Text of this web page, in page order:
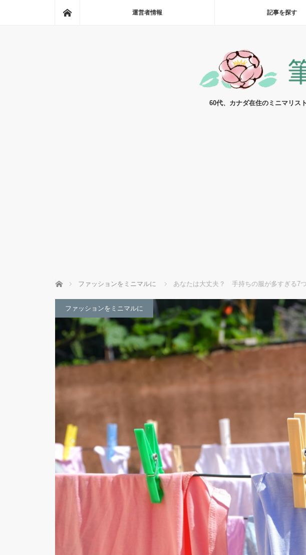
運営者情報 記事を探す
60代、カナダ在住のミニマリス
ホーム ファッションをミニマルに あなたは大丈夫？ 手持ちの服が多すぎる7つ
ファッションをミニマルに